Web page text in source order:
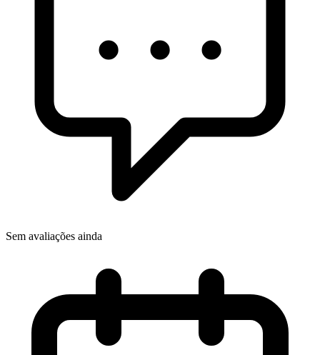
Sem avaliações ainda